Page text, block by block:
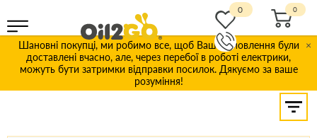
Шановні покупці, ми робимо все, щоб Ваші замовлення були
доставлені вчасно, але, через перебої в роботі електрики,
можуть бути затримки відправки посилок. Дякуємо за ваше
розуміння!
×
0